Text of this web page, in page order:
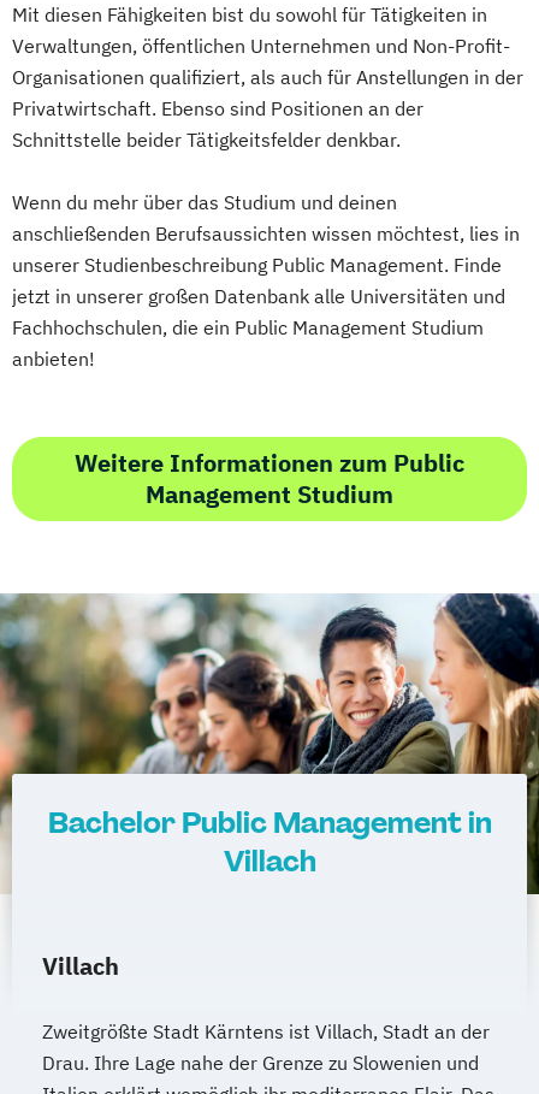
Heilpädagogik
Heilpädagogik und Inklusion
Heilpädagogik/Inklusionspädagogik
Hotelmanagement (DE/EN)
Immobilienmanagement
Immobilienmanagement für
Immobilienkaufleute
Immobilienwirtschaft Informatik
Information Technology Management
(DE/EN)
International Healthcare Management
(DE/EN)
International Management (DE/EN)
Kindheitspädagogik
Kindheitspädagogik für Erzieher:innen
Kommunikationsdesign
Kommunikationspsychologie
Kultur- und Medienpädagogik
Logistikmanagement Logopädie
Machine Learning (EN)
Management (DE/EN)
Marketing
Marketing und digitale Medien
Mediation und Konfliktmanagement
Mediendesign Medieninformatik
Sustainable Real Estate Management
Systems Design (EN)
Systems Engineering (DE/EN)
Wirtschaft - Business Management
Wirtschaft - Digital Business Management
Wirtschaft - Digital Marketing & Sales (EN)
Wirtschaft - Digital Tax & Accounting
Wirtschaft - Hotel Management
Wirtschaft - Intercultural Management (EN)
Wirtschaft - Public Management
Mit diesen Fähigkeiten bist du sowohl für Tätigkeiten in
Verwaltungen, öffentlichen Unternehmen und Non-Profit-
Organisationen qualifiziert, als auch für Anstellungen in der
Privatwirtschaft. Ebenso sind Positionen an der
Schnittstelle beider Tätigkeitsfelder denkbar.
Wenn du mehr über das Studium und deinen
anschließenden Berufsaussichten wissen möchtest, lies in
unserer Studienbeschreibung Public Management. Finde
jetzt in unserer großen Datenbank alle Universitäten und
Fachhochschulen, die ein Public Management Studium
anbieten!
Weitere Informationen zum Public
Management Studium
Bachelor Public Management in
Villach
Villach
Zweitgrößte Stadt Kärntens ist Villach, Stadt an der
Drau. Ihre Lage nahe der Grenze zu Slowenien und